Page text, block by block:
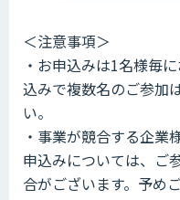
＜注意事項＞
・お申込みは1名様毎
込みで複数名のご参加
い。
・事業が競合する企業
申込みについては、ご
合がございます。予め